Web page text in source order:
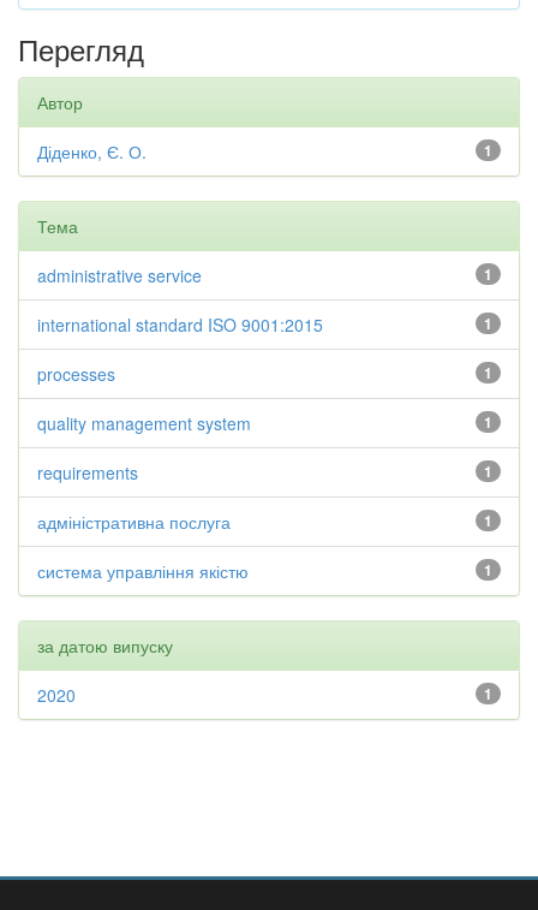
Перегляд
Автор
1
Діденко, Є. О.
Тема
1
administrative service
1
international standard ISO 9001:2015
1
processes
1
quality management system
1
requirements
1
адміністративна послуга
1
система управління якістю
за датою випуску
1
2020